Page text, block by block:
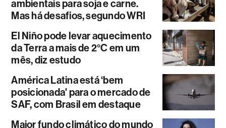
ambientais para soja e carne.
Mas há desafios, segundo WRI
El Niño pode levar aquecimento
da Terra a mais de 2°C em um
mês, diz estudo
América Latina está ‘bem
posicionada' para o mercado de
SAF, com Brasil em destaque
Maior fundo climático do mundo